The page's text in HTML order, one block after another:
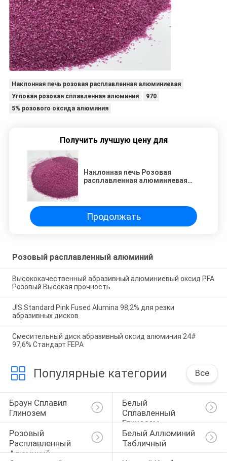
Наклонная печь розовая расплавленная алюминиевая
Угловая розовая сплавленная алюминия
970
5% розового оксида алюминия
Получить лучшую цену для
Наклонная печь Розовая
расплавленная алюминиевая
Продолжать
Розовый расплавленный алюминий
Высококачественный абразивный алюминиевый оксид PFA
Розовый Высокая прочность
JIS Standard Pink Fused Alumina 98,2% для резки
абразивных дисков
Смесительный диск абразивный оксид алюминия 24#
97,6% Стандарт FEPA
Популярные категории Все
Браун Сплавил
Глинозем
Белый
Сплавленный
Глинозем
Розовый
Расплавленный
Алюминий
Белый Аллюминий
Табличный